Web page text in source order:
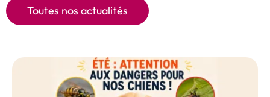
Toutes nos actualités